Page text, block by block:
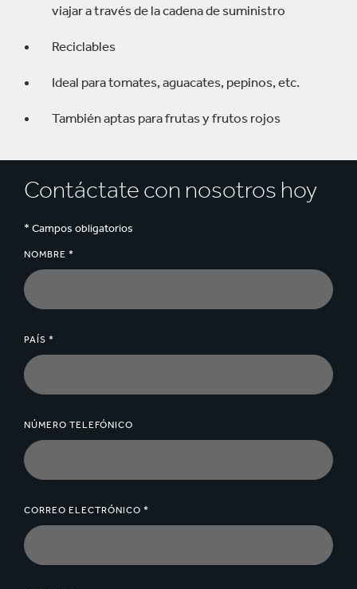
viajar a través de la cadena de suministro
Reciclables
Ideal para tomates, aguacates, pepinos, etc.
También aptas para frutas y frutos rojos
Contáctate con nosotros hoy
* Campos obligatorios
NOMBRE *
PAÍS *
NÚMERO TELEFÓNICO
CORREO ELECTRÓNICO *